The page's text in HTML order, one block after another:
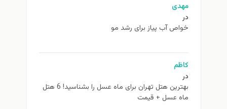
مهدی
در
خواص آب پیاز برای رشد مو
کاظم
در
بهترین هتل تهران برای ماه عسل را بشناسید! 6 هتل
ماه عسل + قیمت